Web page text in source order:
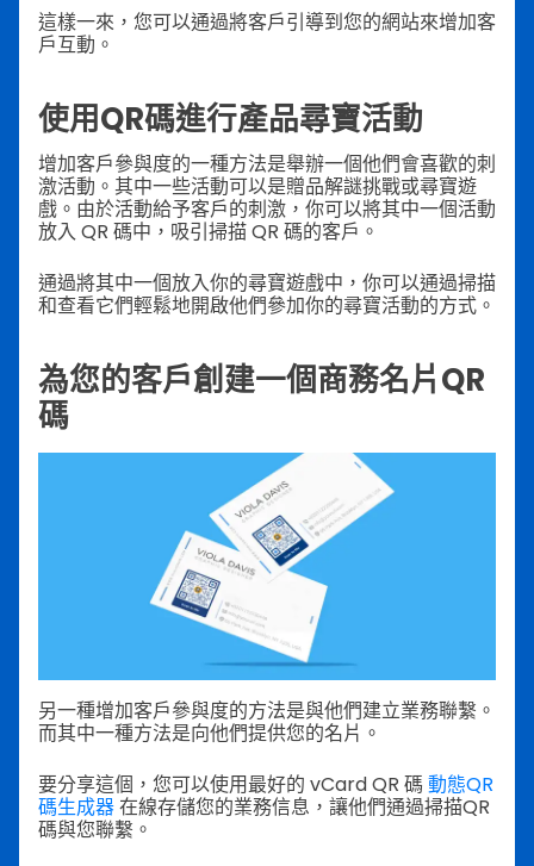
這樣一來，您可以通過將客戶引導到您的網站來增加客
戶互動。
使用QR碼進行產品尋寶活動
增加客戶參與度的一種方法是舉辦一個他們會喜歡的刺
激活動。其中一些活動可以是贈品解謎挑戰或尋寶遊
戲。由於活動給予客戶的刺激，你可以將其中一個活動
放入 QR 碼中，吸引掃描 QR 碼的客戶。
通過將其中一個放入你的尋寶遊戲中，你可以通過掃描
和查看它們輕鬆地開啟他們參加你的尋寶活動的方式。
為您的客戶創建一個商務名片QR
碼
另一種增加客戶參與度的方法是與他們建立業務聯繫。
而其中一種方法是向他們提供您的名片。
要分享這個，您可以使用最好的 vCard QR 碼 動態QR
碼生成器在線存儲您的業務信息，讓他們通過掃描QR
碼與您聯繫。